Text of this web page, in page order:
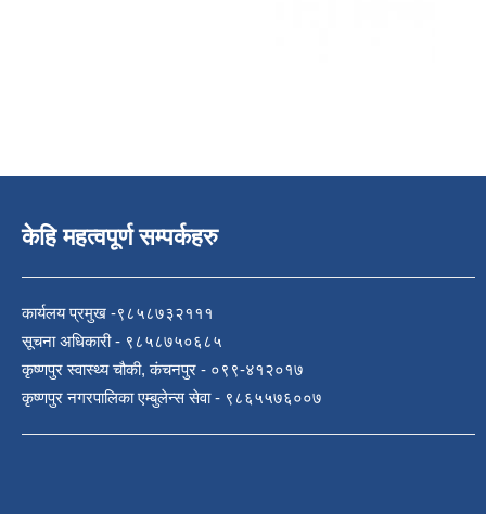
केहि महत्वपूर्ण सम्पर्कहरु
कार्यलय प्रमुख -९८५८७३२१११
सूचना अधिकारी - ९८५८७५०६८५
कृष्णपुर स्वास्थ्य चौकी, कंचनपुर - ०९९-४१२०१७
कृष्णपुर नगरपालिका एम्बुलेन्स सेवा - ९८६५५७६००७